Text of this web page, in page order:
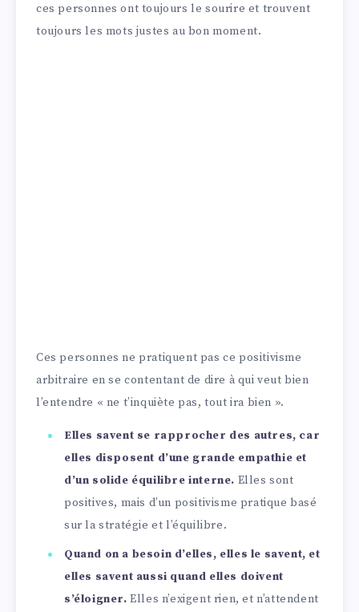
ces personnes ont toujours le sourire et trouvent
toujours les mots justes au bon moment.
Ces personnes ne pratiquent pas ce positivisme
arbitraire en se contentant de dire à qui veut bien
l’entendre « ne t’inquiète pas, tout ira bien ».
Elles savent se rapprocher des autres, car
elles disposent d’une grande empathie et
d’un solide équilibre interne. Elles sont
positives, mais d’un positivisme pratique basé
sur la stratégie et l’équilibre.
Quand on a besoin d’elles, elles le savent, et
elles savent aussi quand elles doivent
s’éloigner.Elles n’exigent rien, et n’attendent